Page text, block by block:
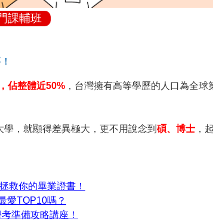
課輔班
佔整體近50% ，台灣擁有高等學歷的人口為全球
學，就顯得差異極大，更不用說念到 碩、博士 ，
救你的畢業證書！
愛TOP10嗎？
準備攻略講座！